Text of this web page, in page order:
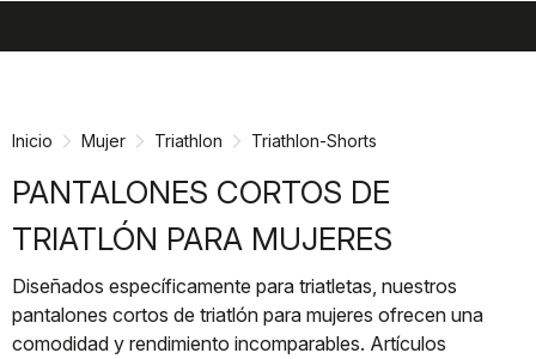
navegación
Inicio Mujer Triathlon Triathlon-Shorts
PANTALONES CORTOS DE
TRIATLÓN PARA MUJERES
Diseñados específicamente para triatletas, nuestros
pantalones cortos de triatlón para mujeres ofrecen una
comodidad y rendimiento incomparables. Artículos